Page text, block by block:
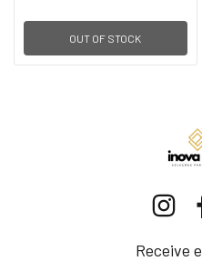
OUT OF STOCK
Receive